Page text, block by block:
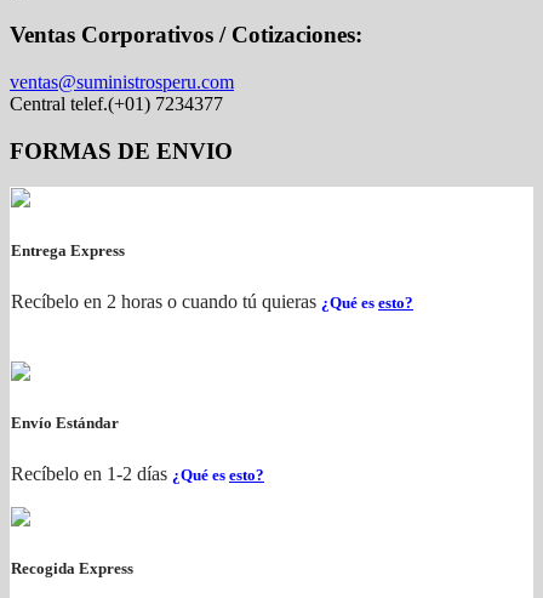
Ventas Corporativos / Cotizaciones:
ventas@suministrosperu.com
Central telef.(+01) 7234377
FORMAS DE ENVIO
Entrega Express
Recíbelo en 2 horas o cuando tú quieras ¿Qué es esto?
Envío Estándar
Recíbelo en 1-2 días ¿Qué es esto?
Recogida Express